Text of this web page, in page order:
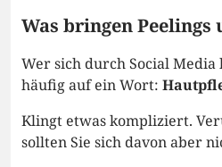
Was bringen Peelings
Wer sich durch Social
häufig auf ein Wort:
Klingt etwas kompliziert.
sollten Sie sich davon aber